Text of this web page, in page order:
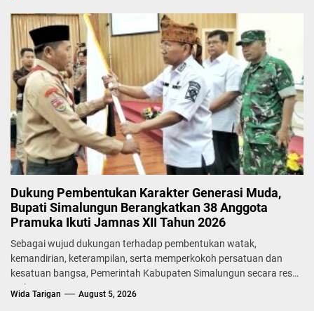
Dukung Pembentukan Karakter Generasi Muda,
Bupati Simalungun Berangkatkan 38 Anggota
Pramuka Ikuti Jamnas XII Tahun 2026
Sebagai wujud dukungan terhadap pembentukan watak,
kemandirian, keterampilan, serta memperkokoh persatuan dan
kesatuan bangsa, Pemerintah Kabupaten Simalungun secara resmi
melepas...
Wida Tarigan August 5, 2026